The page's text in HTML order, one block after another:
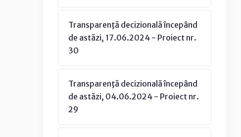
Transparenţă decizională începând
de astăzi, 17.06.2024 - Proiect nr.
30
Transparenţă decizională începând
de astăzi, 04.06.2024 - Proiect nr.
29